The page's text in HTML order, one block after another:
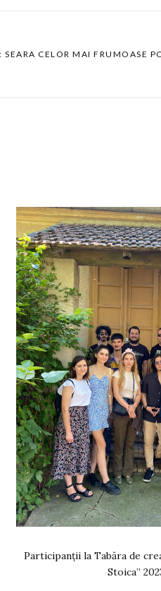
SEARA CELOR MAI FRUMOASE
Participanții la Tabăra de
Stoica”